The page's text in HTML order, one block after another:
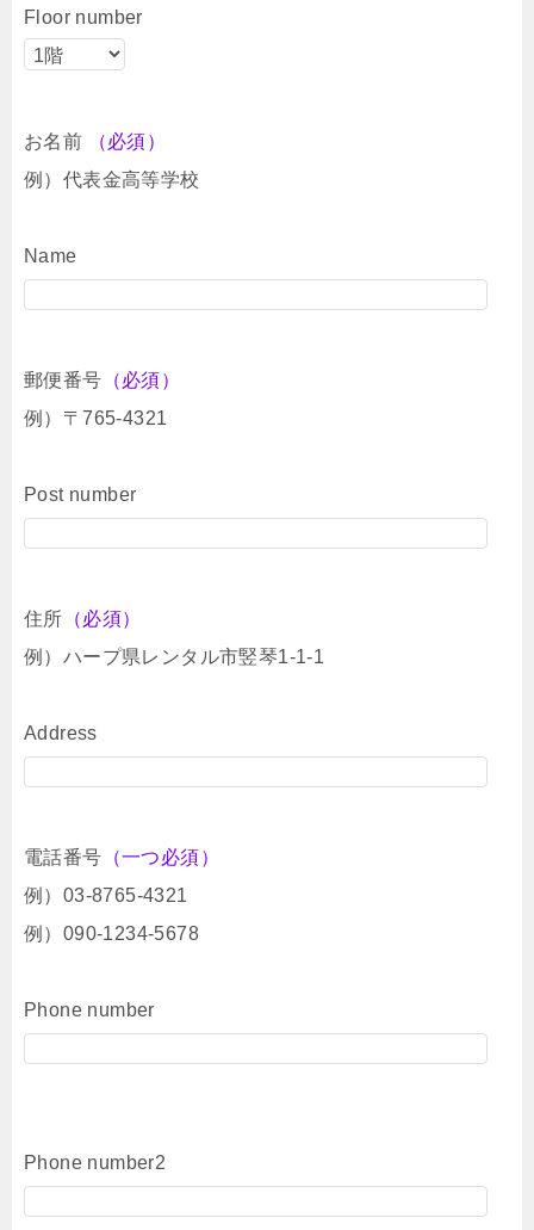
Floor number
お名前
（必須）
例）代表金高等学校
Name
郵便番号 （必須）
例）〒765-4321
Post number
住所 （必須）
例）ハープ県レンタル市竪琴1-1-1
Address
電話番号 （一つ必須）
例）03-8765-4321
例）090-1234-5678
Phone number
Phone number2